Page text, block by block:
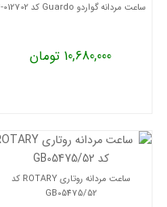
ساعت مردانه گواردو Guardo کد 012702-4
10,680,000 تومان
ساعت مردانه روتاری ROTARY کد
GB05475/52